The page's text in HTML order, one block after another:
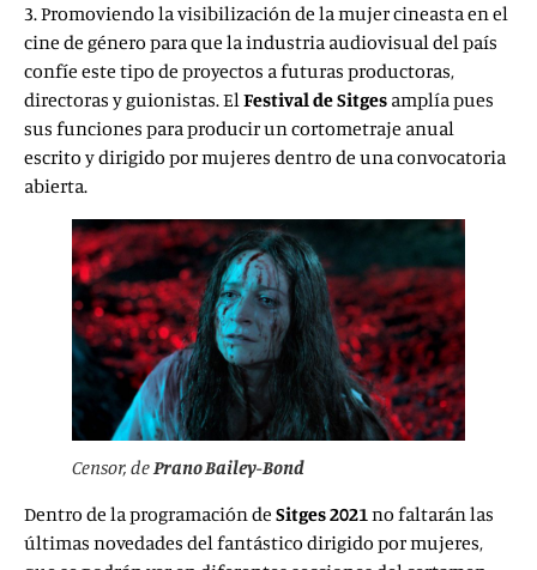
3. Promoviendo la visibilización de la mujer cineasta en el
cine de género para que la industria audiovisual del país
confíe este tipo de proyectos a futuras productoras,
directoras y guionistas. ElFestival de Sitges amplía pues
sus funciones para producir un cortometraje anual
escrito y dirigido por mujeres dentro de una convocatoria
abierta.
Censor, de Prano Bailey-Bond
Dentro de la programación de Sitges 2021 no faltarán las
últimas novedades del fantástico dirigido por mujeres,